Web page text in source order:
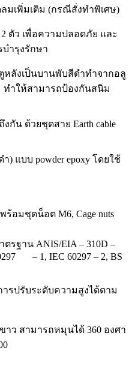
มเพิ่มเติม (กรณีสั่งทำพิเศษ)
ตัว เพื่อความปลอดภัย และ
ำรุงรักษา
หลังเป็นบานพับสีดำทำจากอลู
ำให้สามารถป้องกันสนิม
กัน ด้วยชุดสาย Earth cable
) แบบ powder epoxy โดยใช้
ร้อมชุดน็อต M6, Cage nuts
ตรฐาน ANIS/EIA – 310D –
– 1, IEC 60297 – 2, BS
ารปรับระดับความสูงได้ตาม
าว สามารถหมุนได้ 360 องศา